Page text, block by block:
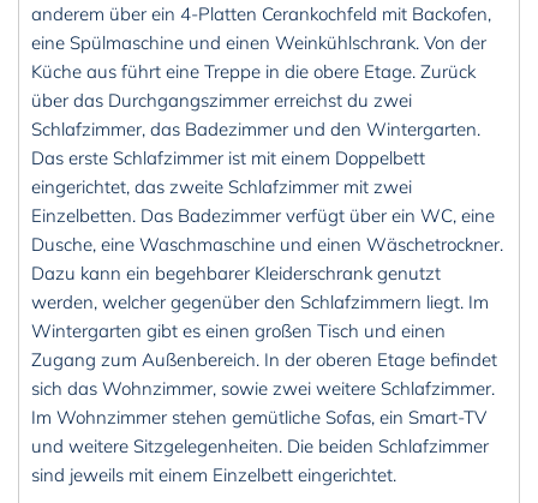
anderem über ein 4-Platten Cerankochfeld mit Backofen,
eine Spülmaschine und einen Weinkühlschrank. Von der
Küche aus führt eine Treppe in die obere Etage. Zurück
über das Durchgangszimmer erreichst du zwei
Schlafzimmer, das Badezimmer und den Wintergarten.
Das erste Schlafzimmer ist mit einem Doppelbett
eingerichtet, das zweite Schlafzimmer mit zwei
Einzelbetten. Das Badezimmer verfügt über ein WC, eine
Dusche, eine Waschmaschine und einen Wäschetrockner.
Dazu kann ein begehbarer Kleiderschrank genutzt
werden, welcher gegenüber den Schlafzimmern liegt. Im
Wintergarten gibt es einen großen Tisch und einen
Zugang zum Außenbereich. In der oberen Etage befindet
sich das Wohnzimmer, sowie zwei weitere Schlafzimmer.
Im Wohnzimmer stehen gemütliche Sofas, ein Smart-TV
und weitere Sitzgelegenheiten. Die beiden Schlafzimmer
sind jeweils mit einem Einzelbett eingerichtet.